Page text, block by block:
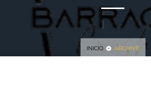
INICIO ARCHIVE